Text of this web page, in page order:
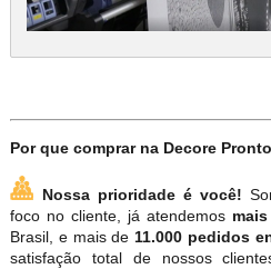
Por que comprar na Decore
Nossa prioridade é você!
foco no cliente, já atendemos
Brasil, e mais de11.000 pedidos
satisfação total de nossos